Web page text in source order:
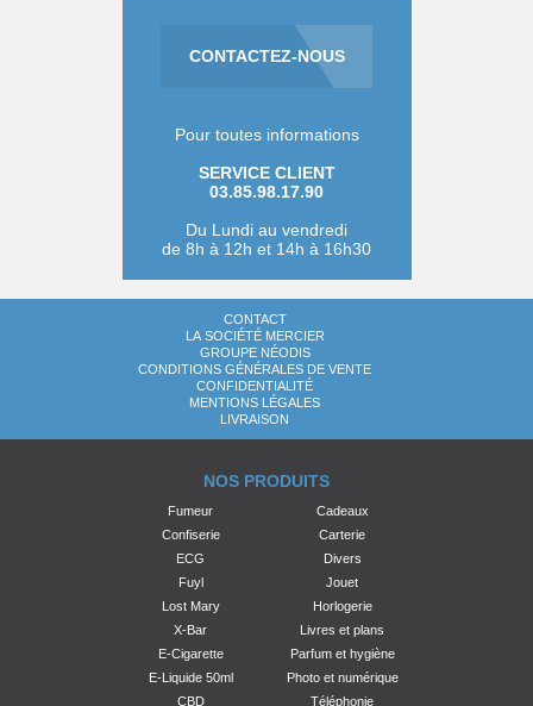
CONTACTEZ-NOUS
Pour toutes informations
SERVICE CLIENT
03.85.98.17.90
Du Lundi au vendredi
de 8h à 12h et 14h à 16h30
CONTACT
LA SOCIÉTÉ MERCIER
GROUPE NÉODIS
CONDITIONS GÉNÉRALES DE VENTE
CONFIDENTIALITÉ
MENTIONS LÉGALES
LIVRAISON
NOS PRODUITS
Fumeur
Confiserie
ECG
Fuyl
Lost Mary
X-Bar
E-Cigarette
E-Liquide 50ml
CBD
Cadeaux
Carterie
Divers
Jouet
Horlogerie
Livres et plans
Parfum et hygiène
Photo et numérique
Téléphonie